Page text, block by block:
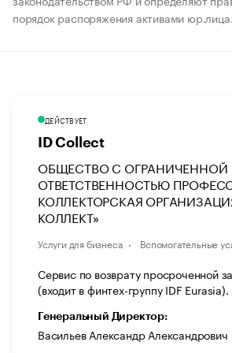
порядок распоряжения активами юр.лица.
ДЕЙСТВУЕТ
ID Collect
ОБЩЕСТВО С ОГРАНИЧЕННОЙ
ОТВЕТСТВЕННОСТЬЮ
КОЛЛЕКТОРСКАЯ
КОЛЛЕКТ»
Услуги для бизнеса Вспомогательные
Cервис по возврату просроченной
(входит в финтех-группу IDF Eurasia).
Генеральный Директор:
Васильев Александр Александрович